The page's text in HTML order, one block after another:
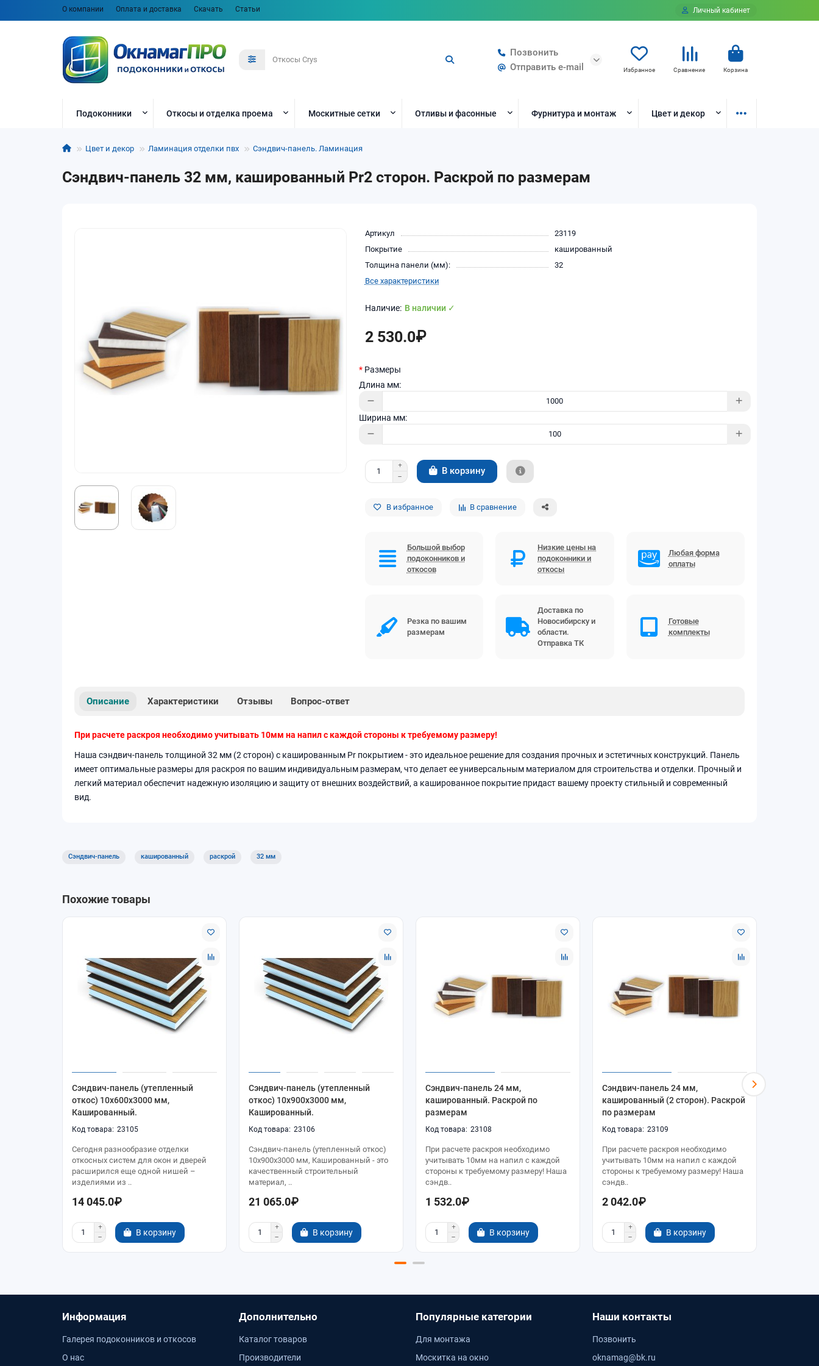
О компании Оплата и доставка Скачать Статьи Личный кабинет
Позвонить
Отправить e-mail
Избранное Сравнение Корзина
Подоконники Откосы и отделка проема Москитные сетки Отливы и фасонные Фурнитура и монтаж Цвет и декор
Цвет и декор Ламинация отделки пвх Сэндвич-панель. Ламинация
Сэндвич-панель 32 мм, кашированный Pr2 сторон. Раскрой по размерам
Артикул
23119
Покрытие
кашированный
Толщина панели (мм):
32
Все характеристики
В наличии ✓
2 530.0₽
Размеры
Длина мм:
Ширина мм:
В корзину
В избранное В сравнение
Большой выбор
подоконников и
откосов
Низкие цены на
подоконники и
откосы
Любая форма
оплаты
Резка по вашим
размерам
Доставка по
Новосибирску и
области.
Отправка ТК
Готовые
комплекты
Описание Характеристики Отзывы Вопрос-ответ
При расчете раскроя необходимо учитывать 10мм на напил с каждой стороны к требуемому размеру!
Наша сэндвич-панель толщиной 32 мм (2 сторон) с кашированным Pr покрытием - это идеальное решение для создания прочных и эстетичных конструкций. Панель
имеет оптимальные размеры для раскроя по вашим индивидуальным размерам, что делает ее универсальным материалом для строительства и отделки. Прочный и
легкий материал обеспечит надежную изоляцию и защиту от внешних воздействий, а кашированное покрытие придаст вашему проекту стильный и современный
вид.
Сэндвич-панель кашированный раскрой 32 мм
Похожие товары
Сэндвич-панель (утепленный
откос) 10x600x3000 мм,
Кашированный.
23105
Сегодня разнообразие отделки
откосных систем для окон и дверей
расширился еще одной нишей –
изделиями из ..
14 045.0₽
В корзину
Сэндвич-панель (утепленный
откос) 10x900x3000 мм,
Кашированный.
23106
Сэндвич-панель (утепленный откос)
10x900x3000 мм, Кашированный - это
качественный строительный
материал, ..
21 065.0₽
В корзину
Сэндвич-панель 24 мм,
кашированный. Раскрой по
размерам
23108
При расчете раскроя необходимо
учитывать 10мм на напил с каждой
стороны к требуемому размеру! Наша
сэндв..
1 532.0₽
В корзину
Сэндвич-панель 24 мм,
кашированный (2 сторон). Раскрой
по размерам
23109
При расчете раскроя необходимо
учитывать 10мм на напил с каждой
стороны к требуемому размеру! Наша
сэндв..
2 042.0₽
В корзину
Информация
Галерея подоконников и откосов
О нас
Дополнительно
Каталог товаров
Производители
Популярные категории
Для монтажа
Москитка на окно
Наши контакты
Позвонить
oknamag@bk.ru